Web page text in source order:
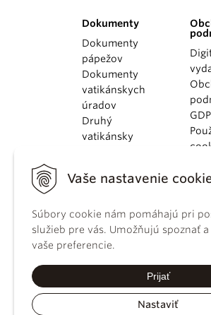
Vaše nastavenie
Súbory cookie nám pomáhajú pri
služieb pre vás. Umožňujú spoznať
vaše preferencie.
Prijať
Nastaviť
Dokumenty
Dokumenty
pápežov
Dokumenty
vatikánskych
úradov
Druhý
vatikánsky
KBS
kánonického
práva
Katechizmus